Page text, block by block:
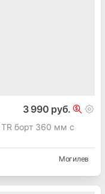
3 990 руб.
борт 360 мм с
Могилев